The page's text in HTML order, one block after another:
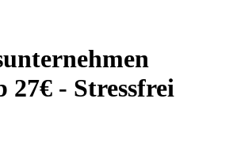
27€ - Stressfrei